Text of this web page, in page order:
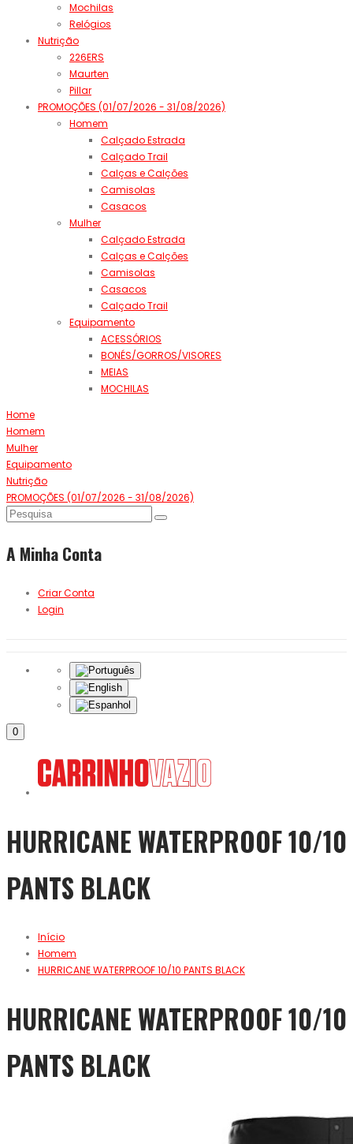
Mochilas
Relógios
Nutrição
226ERS
Maurten
Pillar
PROMOÇÕES (01/07/2026 - 31/08/2026)
Homem
Calçado Estrada
Calçado Trail
Calças e Calções
Camisolas
Casacos
Mulher
Calçado Estrada
Calças e Calções
Camisolas
Casacos
Calçado Trail
Equipamento
ACESSÓRIOS
BONÉS/GORROS/VISORES
MEIAS
MOCHILAS
Home
Homem
Mulher
Equipamento
Nutrição
PROMOÇÕES (01/07/2026 - 31/08/2026)
A Minha Conta
Criar Conta
Login
0
HURRICANE WATERPROOF 10/10
PANTS BLACK
Início
Homem
HURRICANE WATERPROOF 10/10 PANTS BLACK
HURRICANE WATERPROOF 10/10
PANTS BLACK